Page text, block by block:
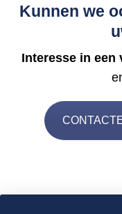
Kunnen we
Interesse in